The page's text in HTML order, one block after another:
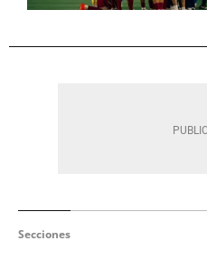
Secciones